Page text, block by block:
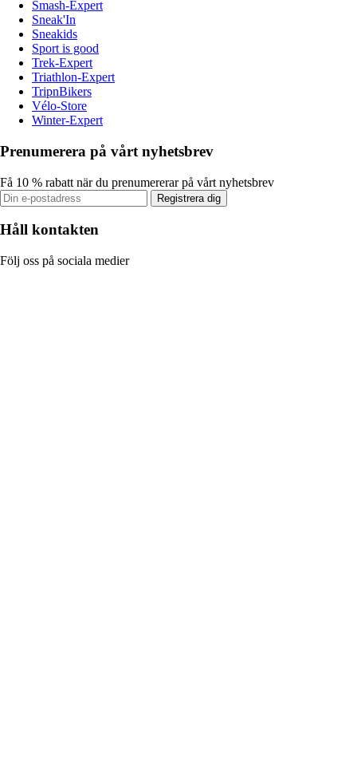
Smash-Expert
Sneak'In
Sneakids
Sport is good
Trek-Expert
Triathlon-Expert
TripnBikers
Vélo-Store
Winter-Expert
Prenumerera på vårt nyhetsbrev
Få 10 % rabatt när du prenumererar på vårt nyhetsbrev
Registrera dig
Håll kontakten
Följ oss på sociala medier